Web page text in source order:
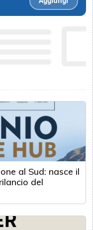
al Sud: nasce il
del